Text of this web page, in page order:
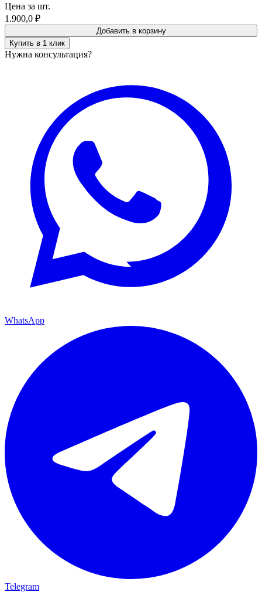
Цена за шт.
1.900,0 ₽
Добавить в корзину
Купить в 1 клик
Нужна консультация?
WhatsApp
Telegram